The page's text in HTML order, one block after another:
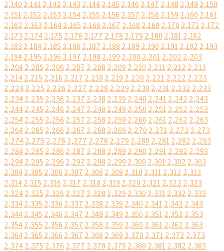
2,140 2,1412,142 2,143 2,1442,145 2,146 2,147 2,148 2,149 2,150
2,1512,152 2,153 2,1542,155 2,156 2,157 2,158 2,159 2,160 2,161
2,162 2,163 2,1642,165 2,166 2,167 2,168 2,169 2,170 2,1712,172
2,173 2,1742,175 2,176 2,177 2,178 2,179 2,180 2,1812,182
2,183 2,1842,185 2,186 2,187 2,188 2,189 2,190 2,1912,192 2,193
2,1942,195 2,196 2,197 2,198 2,199 2,200 2,2012,202 2,203
2,2042,205 2,206 2,207 2,208 2,209 2,210 2,2112,212 2,213
2,2142,215 2,216 2,217 2,218 2,219 2,220 2,2212,222 2,223
2,2242,225 2,226 2,227 2,228 2,229 2,230 2,2312,232 2,233
2,2342,235 2,236 2,237 2,238 2,239 2,240 2,2412,242 2,243
2,2442,245 2,246 2,247 2,248 2,249 2,250 2,2512,252 2,253
2,2542,255 2,256 2,257 2,258 2,259 2,260 2,2612,262 2,263
2,2642,265 2,266 2,267 2,268 2,269 2,270 2,2712,272 2,273
2,2742,275 2,276 2,277 2,278 2,279 2,280 2,2812,282 2,283
2,2842,285 2,286 2,287 2,288 2,289 2,290 2,2912,292 2,293
2,2942,295 2,296 2,297 2,298 2,299 2,300 2,3012,302 2,303
2,3042,305 2,306 2,307 2,308 2,309 2,310 2,3112,312 2,313
2,3142,315 2,316 2,317 2,318 2,319 2,320 2,3212,322 2,323
2,3242,325 2,326 2,327 2,328 2,329 2,330 2,3312,332 2,333
2,3342,335 2,336 2,337 2,338 2,339 2,340 2,3412,342 2,343
2,3442,345 2,346 2,347 2,348 2,349 2,350 2,3512,352 2,353
2,3542,355 2,356 2,357 2,358 2,359 2,360 2,3612,362 2,363
2,3642,365 2,366 2,367 2,368 2,369 2,370 2,3712,372 2,373
2,3742,375 2,376 2,377 2,378 2,379 2,380 2,3812,382 2,383